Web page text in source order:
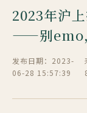
2023年沪
——别emo
发布日期：2023-
06-28 15:57:39